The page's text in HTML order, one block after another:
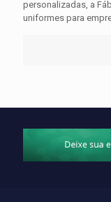
personalizadas, a
uniformes para